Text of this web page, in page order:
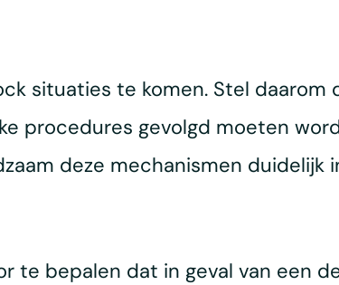
situaties te komen. Stel daarom
procedures gevolgd moeten
deze mechanismen duidelijk
te bepalen dat in geval van een